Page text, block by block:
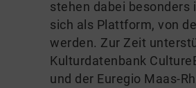
stehen dabei besonders
sich als Plattform, von
werden. Zur Zeit
Kulturdatenbank
und der Euregio Maas-